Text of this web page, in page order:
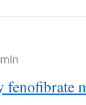
fenofibrate